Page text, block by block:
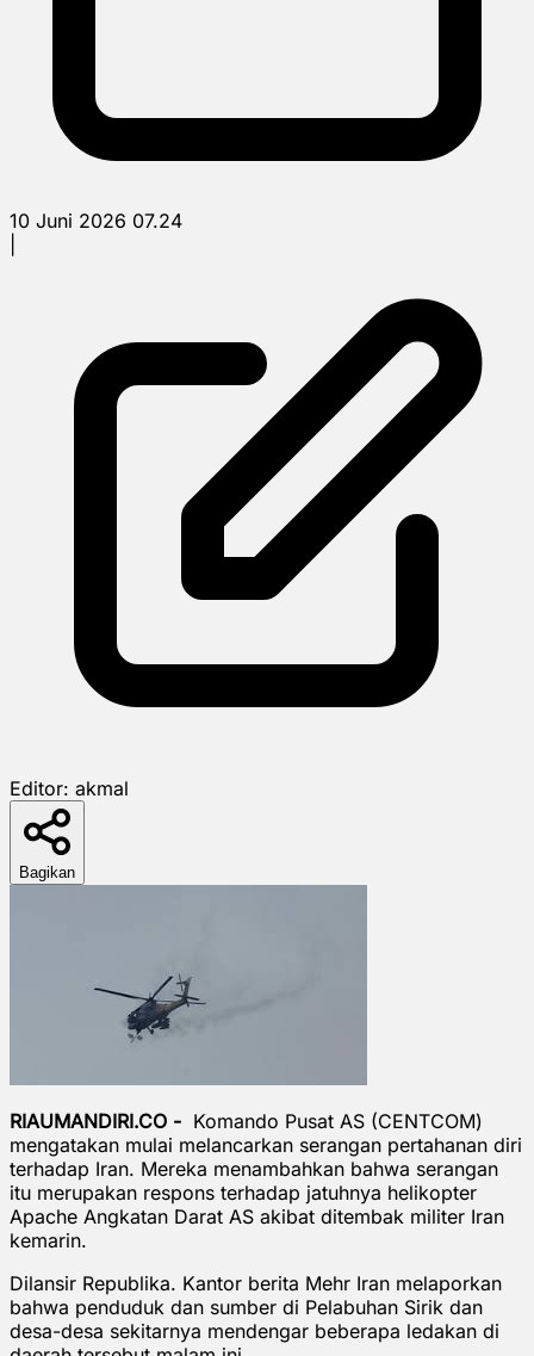
10 Juni 2026 07.24
Editor: akmal
Bagikan
RIAUMANDIRI.CO - Komando Pusat AS (CENTCOM)
mengatakan mulai melancarkan serangan pertahanan diri
terhadap Iran. Mereka menambahkan bahwa serangan
itu merupakan respons terhadap jatuhnya helikopter
Apache Angkatan Darat AS akibat ditembak militer Iran
kemarin.
Dilansir Republika. Kantor berita Mehr Iran melaporkan
bahwa penduduk dan sumber di Pelabuhan Sirik dan
desa-desa sekitarnya mendengar beberapa ledakan di